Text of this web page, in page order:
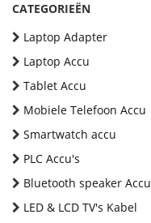
CATEGORIEËN
Laptop Adapter
Laptop Accu
Tablet Accu
Mobiele Telefoon Accu
Smartwatch accu
PLC Accu's
Bluetooth speaker Accu
LED & LCD TV's Kabel